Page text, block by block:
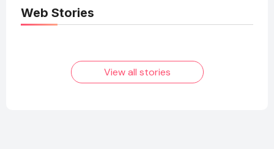
Web Stories
Elvish Yadav: एक
आम लड़के से यूट्यूबर
फिल्मों का जादू और उनका
View all stories